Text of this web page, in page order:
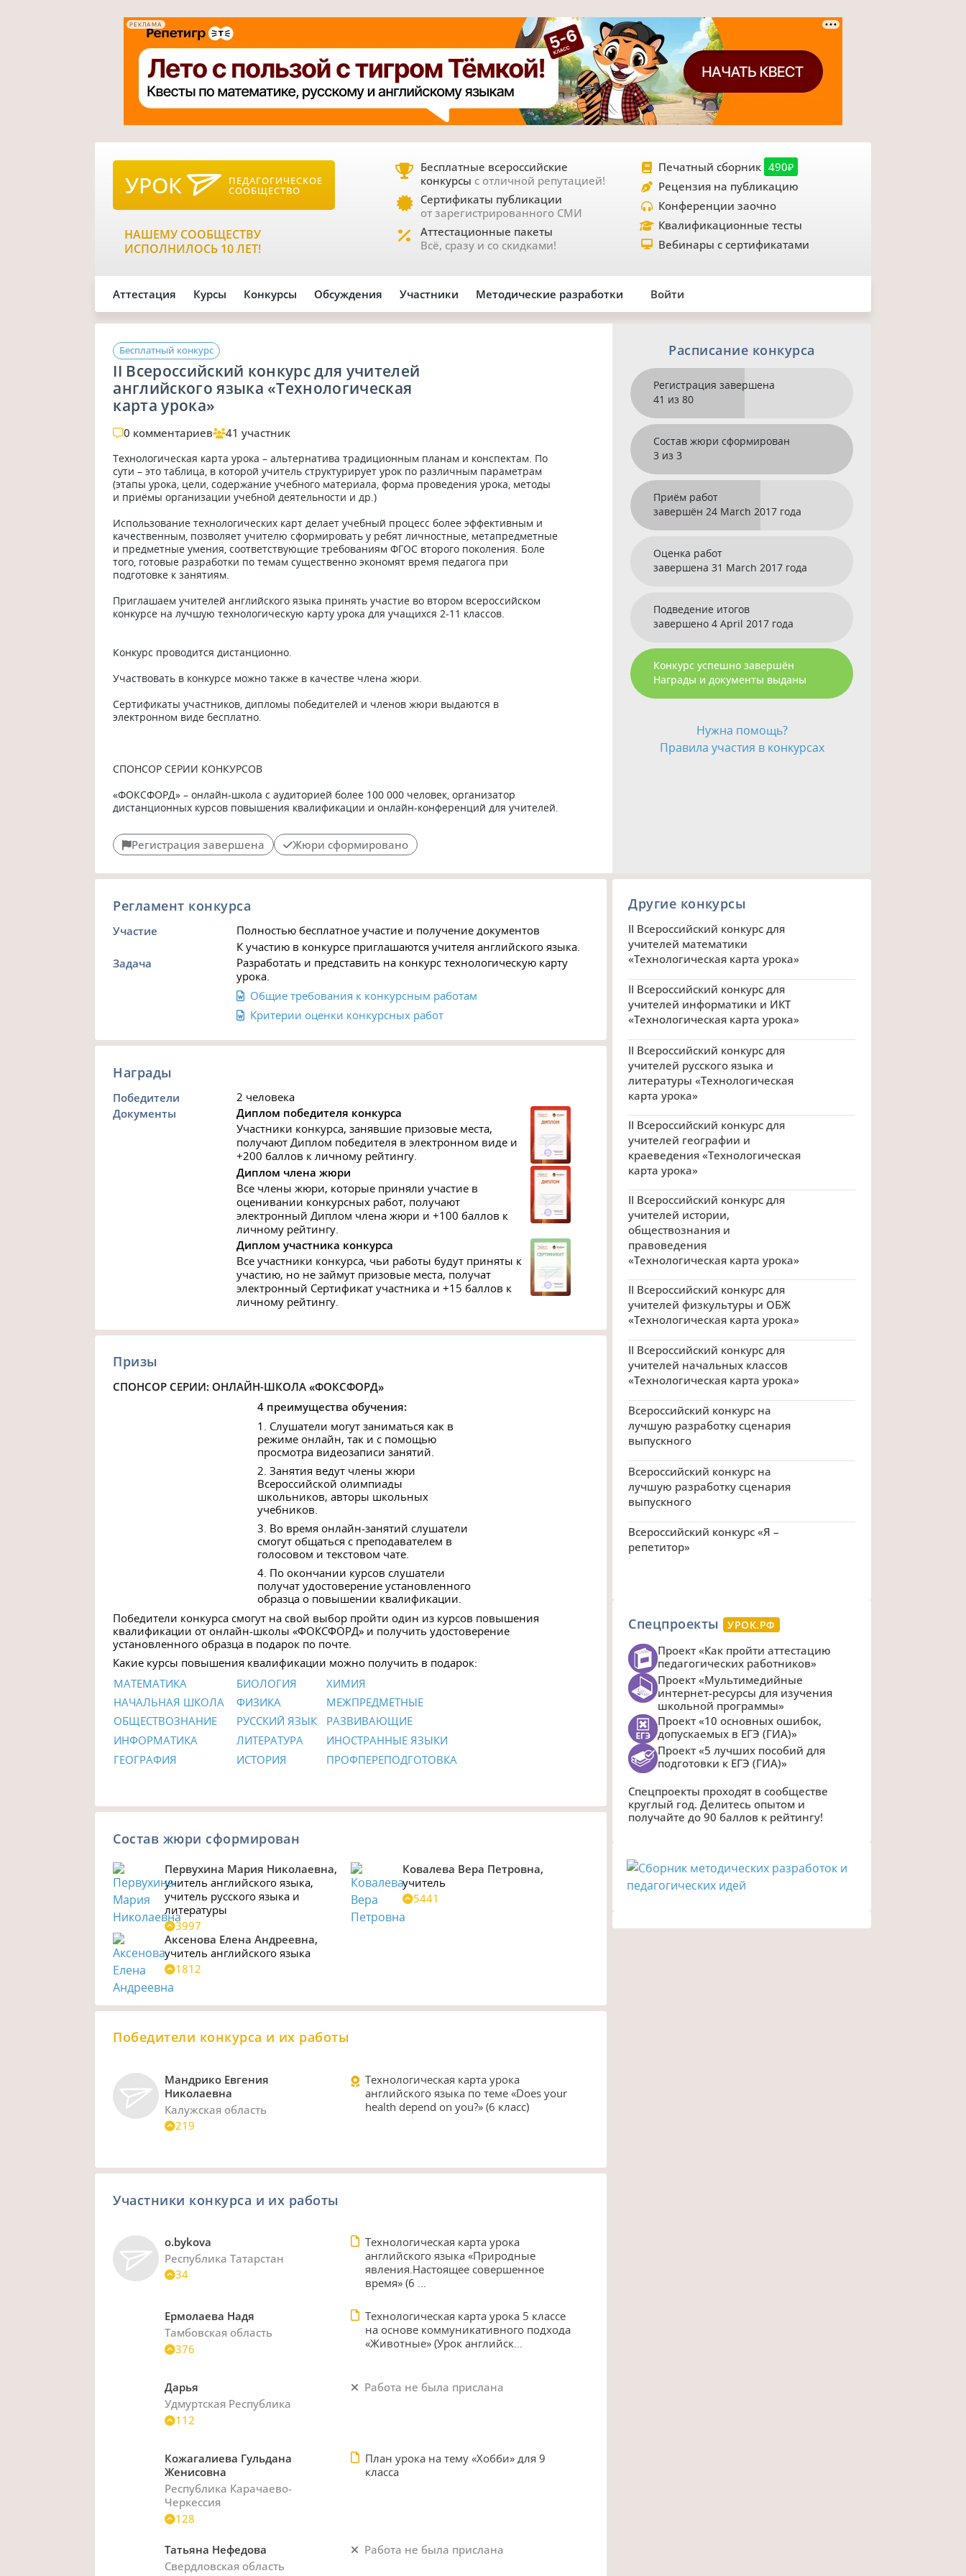
РЕКЛАМА
УРОК ПЕДАГОГИЧЕСКОЕ
СООБЩЕСТВО
НАШЕМУ СООБЩЕСТВУ
ИСПОЛНИЛОСЬ 10 ЛЕТ!
Бесплатные всероссийские
конкурсы с отличной репутацией!
Сертификаты публикации
от зарегистрированного СМИ
Аттестационные пакеты
Всё, сразу и со скидками!
Печатный сборник 490₽
Рецензия на публикацию
Конференции заочно
Квалификационные тесты
Вебинары с сертификатами
Аттестация Курсы Конкурсы Обсуждения Участники Методические разработки Войти
Бесплатный конкурс
II Всероссийский конкурс для учителей
английского языка «Технологическая
карта урока»
0 комментариев 41 участник
Технологическая карта урока – альтернатива традиционным планам и конспектам. По
сути – это таблица, в которой учитель структурирует урок по различным параметрам
(этапы урока, цели, содержание учебного материала, форма проведения урока, методы
и приёмы организации учебной деятельности и др.)
Использование технологических карт делает учебный процесс более эффективным и
качественным, позволяет учителю сформировать у ребят личностные, метапредметные
и предметные умения, соответствующие требованиям ФГОС второго поколения. Боле
того, готовые разработки по темам существенно экономят время педагога при
подготовке к занятиям.
Приглашаем учителей английского языка принять участие во втором всероссийском
конкурсе на лучшую технологическую карту урока для учащихся 2-11 классов.
Конкурс проводится дистанционно.
Участвовать в конкурсе можно также в качестве члена жюри.
Сертификаты участников, дипломы победителей и членов жюри выдаются в
электронном виде бесплатно.
СПОНСОР СЕРИИ КОНКУРСОВ
«ФОКСФОРД» – онлайн-школа с аудиторией более 100 000 человек, организатор
дистанционных курсов повышения квалификации и онлайн-конференций для учителей.
Регистрация завершена Жюри сформировано
Расписание конкурса
Регистрация завершена
41 из 80
Состав жюри сформирован
3 из 3
Приём работ
завершён 24 March 2017 года
Оценка работ
завершена 31 March 2017 года
Подведение итогов
завершено 4 April 2017 года
Конкурс успешно завершён
Награды и документы выданы
Нужна помощь?
Правила участия в конкурсах
Регламент конкурса
Участие
Полностью бесплатное участие и получение документов
К участию в конкурсе приглашаются учителя английского языка.
Задача
Разработать и представить на конкурс технологическую карту
урока.
Общие требования к конкурсным работам
Критерии оценки конкурсных работ
Награды
Победители
2 человека
Документы
Диплом победителя конкурса
Участники конкурса, занявшие призовые места,
получают Диплом победителя в электронном виде и
+200 баллов к личному рейтингу.
Диплом члена жюри
Все члены жюри, которые приняли участие в
оценивании конкурсных работ, получают
электронный Диплом члена жюри и +100 баллов к
личному рейтингу.
Диплом участника конкурса
Все участники конкурса, чьи работы будут приняты к
участию, но не займут призовые места, получат
электронный Сертификат участника и +15 баллов к
личному рейтингу.
Призы
СПОНСОР СЕРИИ: ОНЛАЙН-ШКОЛА «ФОКСФОРД»
4 преимущества обучения:
1. Слушатели могут заниматься как в
режиме онлайн, так и с помощью
просмотра видеозаписи занятий.
2. Занятия ведут члены жюри
Всероссийской олимпиады
школьников, авторы школьных
учебников.
3. Во время онлайн-занятий слушатели
смогут общаться с преподавателем в
голосовом и текстовом чате.
4. По окончании курсов слушатели
получат удостоверение установленного
образца о повышении квалификации.
Победители конкурса смогут на свой выбор пройти один из курсов повышения
квалификации от онлайн-школы «ФОКСФОРД» и получить удостоверение
установленного образца в подарок по почте.
Какие курсы повышения квалификации можно получить в подарок:
МАТЕМАТИКА
БИОЛОГИЯ
ХИМИЯ
НАЧАЛЬНАЯ ШКОЛА
ФИЗИКА
МЕЖПРЕДМЕТНЫЕ
ОБЩЕСТВОЗНАНИЕ
РУССКИЙ ЯЗЫК
РАЗВИВАЮЩИЕ
ИНФОРМАТИКА
ЛИТЕРАТУРА
ИНОСТРАННЫЕ ЯЗЫКИ
ГЕОГРАФИЯ
ИСТОРИЯ ПРОФПЕРЕПОДГОТОВКА
Состав жюри сформирован
Первухина Мария Николаевна,
учитель английского языка,
учитель русского языка и
литературы
3997
Ковалева Вера Петровна,
учитель
5441
Аксенова Елена Андреевна,
учитель английского языка
1812
Победители конкурса и их работы
Мандрико Евгения
Николаевна
Калужская область
219
Технологическая карта урока
английского языка по теме «Does your
health depend on you?» (6 класс)
Участники конкурса и их работы
o.bykova
Республика Татарстан
34
Технологическая карта урока
английского языка «Природные
явления.Настоящее совершенное
время» (6 ...
Ермолаева Надя
Тамбовская область
376
Технологическая карта урока 5 классе
на основе коммуникативного подхода
«Животные» (Урок английск...
Дарья
Удмуртская Республика
112
Работа не была прислана
Кожагалиева Гульдана
Женисовна
Республика Карачаево-
Черкессия
128
План урока на тему «Хобби» для 9
класса
Татьяна Нефедова
Свердловская область
Работа не была прислана
Другие конкурсы
II Всероссийский конкурс для
учителей математики
«Технологическая карта урока»
II Всероссийский конкурс для
учителей информатики и ИКТ
«Технологическая карта урока»
II Всероссийский конкурс для
учителей русского языка и
литературы «Технологическая
карта урока»
II Всероссийский конкурс для
учителей географии и
краеведения «Технологическая
карта урока»
II Всероссийский конкурс для
учителей истории,
обществознания и
правоведения
«Технологическая карта урока»
II Всероссийский конкурс для
учителей физкультуры и ОБЖ
«Технологическая карта урока»
II Всероссийский конкурс для
учителей начальных классов
«Технологическая карта урока»
Всероссийский конкурс на
лучшую разработку сценария
выпускного
Всероссийский конкурс на
лучшую разработку сценария
выпускного
Всероссийский конкурс «Я –
репетитор»
Спецпроекты УРОК.РФ
Проект «Как пройти аттестацию
педагогических работников»
Проект «Мультимедийные
интернет-ресурсы для изучения
школьной программы»
Проект «10 основных ошибок,
допускаемых в ЕГЭ (ГИА)»
Проект «5 лучших пособий для
подготовки к ЕГЭ (ГИА)»
Спецпроекты проходят в сообществе
круглый год. Делитесь опытом и
получайте до 90 баллов к рейтингу!